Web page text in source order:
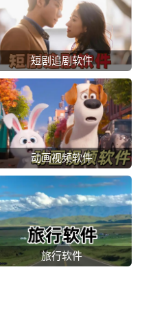
短剧追剧软件
动画视频软件
旅行软件